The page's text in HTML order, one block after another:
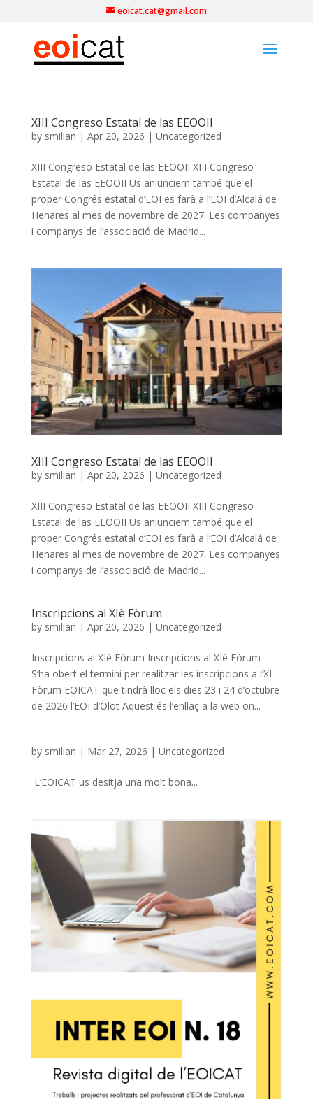
eoicat.cat@gmail.com
XIII Congreso Estatal de las EEOOII
by smilian | Apr 20, 2026 | Uncategorized
XIII Congreso Estatal de las EEOOII XIII Congreso
Estatal de las EEOOII Us aniunciem també que el
proper Congrés estatal d’EOI es farà a l’EOI d’Alcalá de
Henares al mes de novembre de 2027. Les companyes
i companys de l’associació de Madrid...
XIII Congreso Estatal de las EEOOII
by smilian | Apr 20, 2026 | Uncategorized
XIII Congreso Estatal de las EEOOII XIII Congreso
Estatal de las EEOOII Us aniunciem també que el
proper Congrés estatal d’EOI es farà a l’EOI d’Alcalá de
Henares al mes de novembre de 2027. Les companyes
i companys de l’associació de Madrid...
Inscripcions al XIè Fòrum
by smilian | Apr 20, 2026 | Uncategorized
Inscripcions al XIè Fòrum Inscripcions al XIè Fòrum
S’ha obert el termini per realitzar les inscripcions a l’XI
Fòrum EOICAT que tindrà lloc els dies 23 i 24 d’octubre
de 2026 l’EOI d’Olot Aquest és l’enllaç a la web on...
by smilian | Mar 27, 2026 | Uncategorized
L’EOICAT us desitja una molt bona...